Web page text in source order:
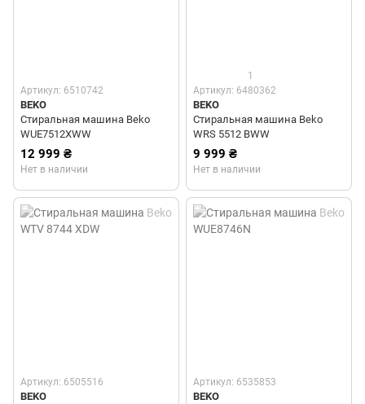
Артикул: 6510742
BEKO
Стиральная машина Beko
WUE7512XWW
12 999 ₴
Нет в наличии
1
Артикул: 6480362
BEKO
Стиральная машина Beko
WRS 5512 BWW
9 999 ₴
Нет в наличии
Артикул: 6505516
BEKO
Артикул: 6535853
BEKO